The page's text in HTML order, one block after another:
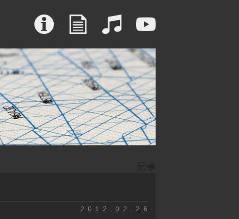
2012.02.26